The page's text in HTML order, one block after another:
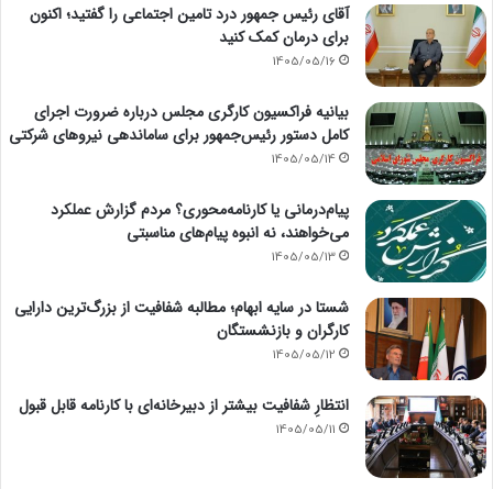
آقای رئیس جمهور درد تامین اجتماعی را گفتید؛ اکنون
برای درمان کمک کنید
1405/05/16
بیانیه فراکسیون کارگری مجلس درباره ضرورت اجرای
کامل دستور رئیس‌جمهور برای ساماندهی نیروهای شرکتی
1405/05/14
پیام‌درمانی یا کارنامه‌محوری؟ مردم گزارش عملکرد
می‌خواهند، نه انبوه پیام‌های مناسبتی
1405/05/13
شستا در سایه ابهام؛ مطالبه شفافیت از بزرگ‌ترین دارایی
کارگران و بازنشستگان
1405/05/12
انتظارِ شفافیت بیشتر از دبیرخانه‌ای با کارنامه قابل قبول
1405/05/11